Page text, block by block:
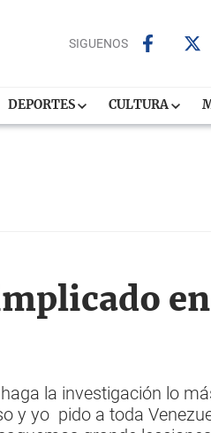
SIGUENOS
DEPORTES CULTURA
la investigación lo
y yo pido a toda